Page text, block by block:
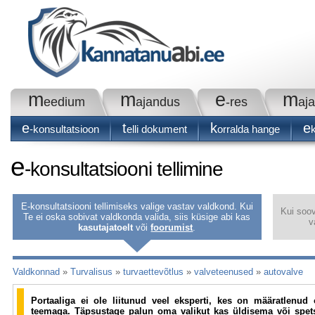
meedium majandus e-res m
e-konsultatsioon telli dokument korralda hange e
e-konsultatsiooni tellimine
E-konsultatsiooni tellimiseks valige vastav valdkond. Kui
Te ei oska sobivat valdkonda valida, siis küsige abi kas
kasutajatoelt võifoorumist.
Kui
Valdkonnad » Turvalisus » turvaettevõtlus » valveteenused » autovalve
Portaaliga ei ole liitunud veel eksperti, kes on määratlenud
teemaga. Täpsustage palun oma valikut kas üldisema või